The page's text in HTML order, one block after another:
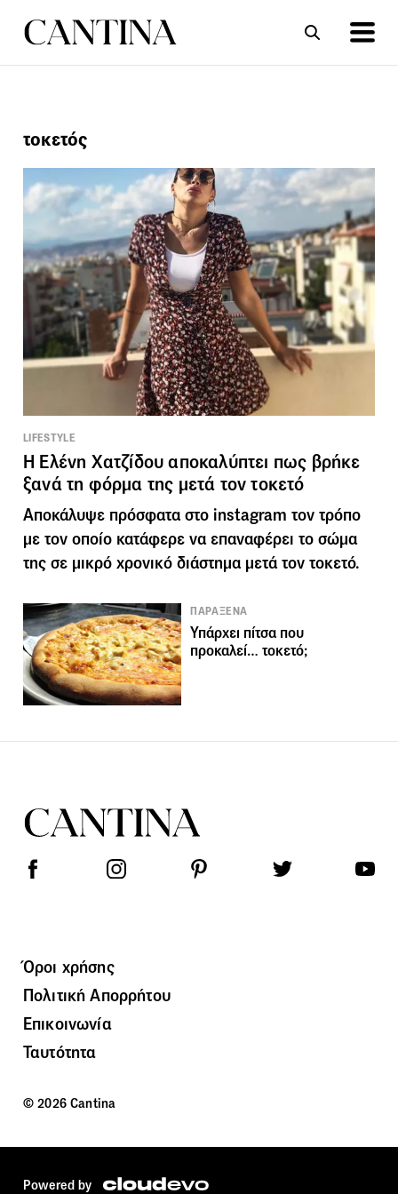
τοκετός
LIFESTYLE
Η Ελένη Χατζίδου αποκαλύπτει πως βρήκε
ξανά τη φόρμα της μετά τον τοκετό
Αποκάλυψε πρόσφατα στο instagram τον τρόπο
με τον οποίο κατάφερε να επαναφέρει το σώμα
της σε μικρό χρονικό διάστημα μετά τον τοκετό.
ΠΑΡΑΞΕΝΑ
Υπάρχει πίτσα που
προκαλεί… τοκετό;
Όροι χρήσης
Πολιτική Απορρήτου
Επικοινωνία
Ταυτότητα
© 2026 Cantina
Powered by